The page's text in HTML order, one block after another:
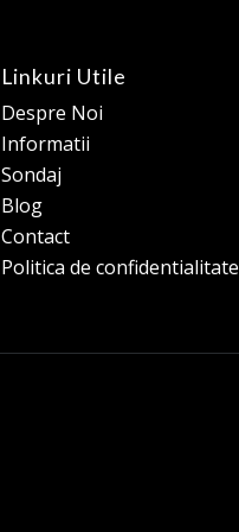
Linkuri Utile
Despre Noi
Informatii
Sondaj
Blog
Contact
Politica de confidentialitate